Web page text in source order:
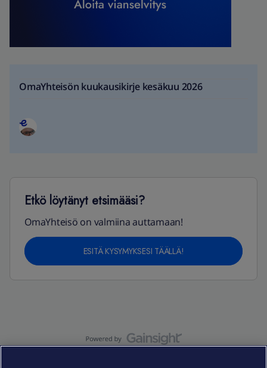
OmaYhteisön kuukausikirje kesäkuu 2026
Etkö löytänyt etsimääsi?
OmaYhteisö on valmiina auttamaan!
ESITÄ KYSYMYKSESI TÄÄLLÄ!